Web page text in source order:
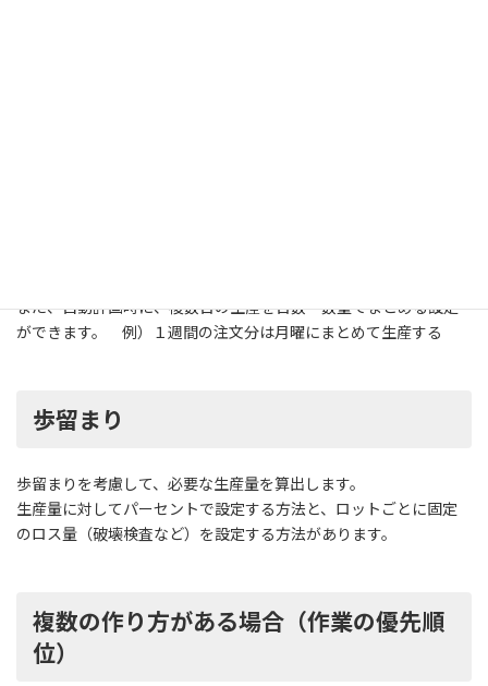
また、自動計画時に、複数日の生産を日数・数量でまとめる設定
ができます。 例）１週間の注文分は月曜にまとめて生産する
歩留まり
歩留まりを考慮して、必要な生産量を算出します。
生産量に対してパーセントで設定する方法と、ロットごとに固定
のロス量（破壊検査など）を設定する方法があります。
複数の作り方がある場合（作業の優先順
位）